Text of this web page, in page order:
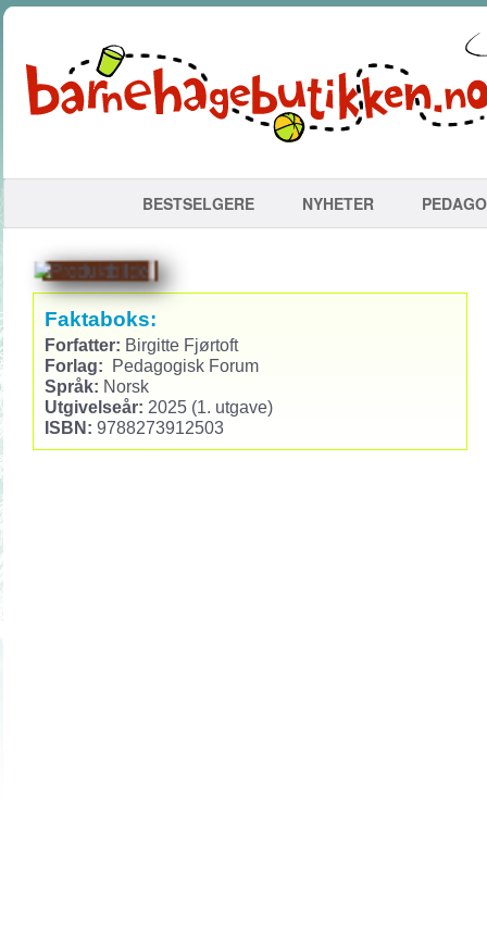
BESTSELGERE NYHETER
Faktaboks:
Forfatter: Birgitte Fjørtoft
Forlag: Pedagogisk Forum
Språk: Norsk
Utgivelseår: 2025 (1. utgave)
ISBN: 9788273912503